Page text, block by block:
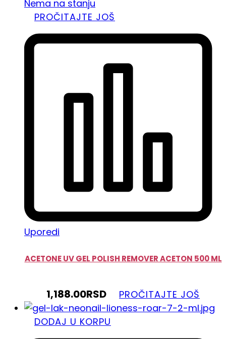
Nema na stanju
PROČITAJTE JOŠ
Uporedi
ACETONE UV GEL POLISH REMOVER ACETON 500 ML
1,188.00RSD PROČITAJTE JOŠ
DODAJ U KORPU